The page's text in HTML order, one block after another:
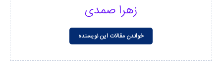
زهرا صمدی
خواندن مقالات این نویسنده